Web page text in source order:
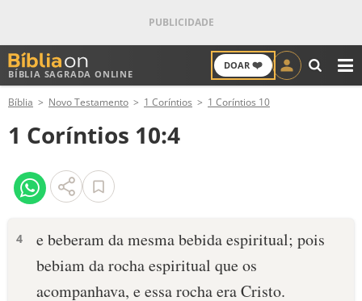
BÍBLIA SAGRADA ONLINE
DOAR ❤️
ANTIGO TESTAMENTO
NOVO TESTAMENTO
VERSÍCULOS
PALAVRA DO DIA
Bíblia Novo Testamento 1 Coríntios 1 Coríntios 10
1 Coríntios 10:4
4
e beberam da mesma bebida espiritual; pois
bebiam da rocha espiritual que os
acompanhava, e essa rocha era Cristo.